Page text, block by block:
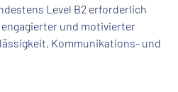
Level B2 erforderlich
und motivierter
Kommunikations- und